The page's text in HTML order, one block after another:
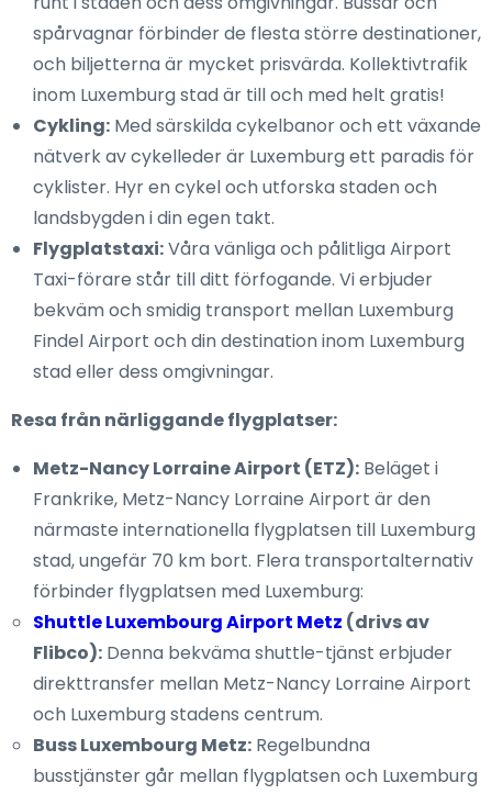
spårvagnar förbinder de flesta större destinationer,
och biljetterna är mycket prisvärda. Kollektivtrafik
inom Luxemburg stad är till och med helt gratis!
Cykling: Med särskilda cykelbanor och ett växande
nätverk av cykelleder är Luxemburg ett paradis för
cyklister. Hyr en cykel och utforska staden och
landsbygden i din egen takt.
Flygplatstaxi:Våra vänliga och pålitliga Airport
Taxi-förare står till ditt förfogande. Vi erbjuder
bekväm och smidig transport mellan Luxemburg
Findel Airport och din destination inom Luxemburg
stad eller dess omgivningar.
Resa från närliggande flygplatser:
Metz-Nancy Lorraine Airport (ETZ): Beläget i
Frankrike, Metz-Nancy Lorraine Airport är den
närmaste internationella flygplatsen till Luxemburg
stad, ungefär 70 km bort. Flera transportalternativ
förbinder flygplatsen med Luxemburg:
Shuttle Luxembourg Airport Metz (drivs av
Flibco): Denna bekväma shuttle-tjänst erbjuder
direkttransfer mellan Metz-Nancy Lorraine Airport
och Luxemburg stadens centrum.
Buss Luxembourg Metz: Regelbundna
busstjänster går mellan flygplatsen och Luxemburg